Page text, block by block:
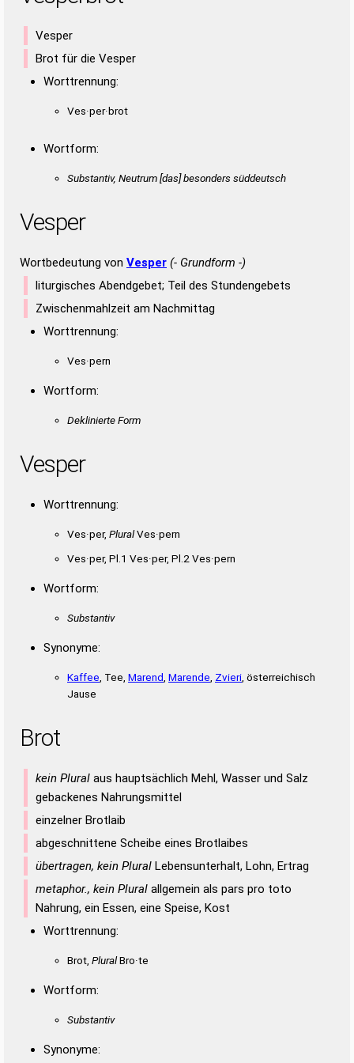
Vesper
Brot für die Vesper
Worttrennung:
Ves·per·brot
Wortform:
Substantiv, Neutrum [das] besonders süddeutsch
Vesper
Wortbedeutung von Vesper (- Grundform -)
liturgisches Abendgebet; Teil des Stundengebets
Zwischenmahlzeit am Nachmittag
Worttrennung:
Ves·pern
Wortform:
Deklinierte Form
Vesper
Worttrennung:
Ves·per, PluralVes·pern
Ves·per, Pl.1 Ves·per, Pl.2 Ves·pern
Wortform:
Substantiv
Synonyme:
Kaffee , Tee, Marend Marende Zvieri , österreichisch
Jause
Brot
kein Plural aus hauptsächlich Mehl, Wasser und Salz
gebackenes Nahrungsmittel
einzelner Brotlaib
abgeschnittene Scheibe eines Brotlaibes
übertragen, kein Plural Lebensunterhalt, Lohn, Ertrag
metaphor., kein Plural allgemein als pars pro toto
Nahrung, ein Essen, eine Speise, Kost
Worttrennung:
Brot, PluralBro·te
Wortform:
Substantiv
Synonyme: